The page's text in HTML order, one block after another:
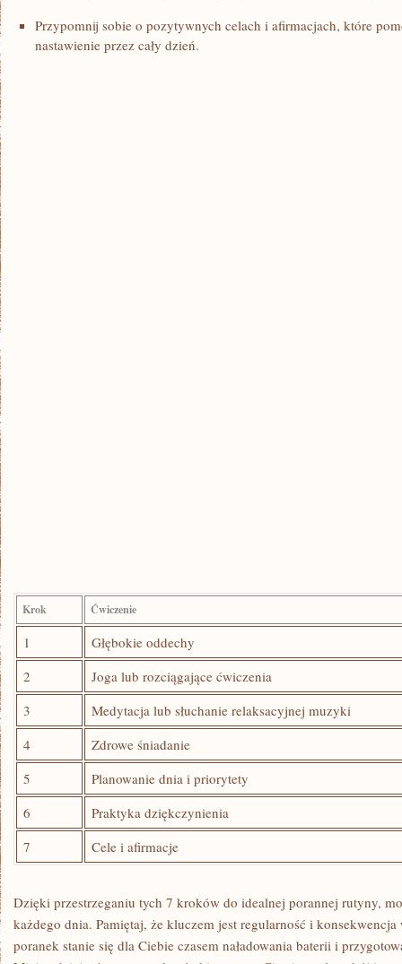
Przypomnij sobie ​o pozytywnych celach i afirmacjach, które
nastawienie ⁤przez‍ cały ‌dzień.
Krok Ćwiczenie
1
Głębokie oddechy
2
Joga lub rozciągające ćwiczenia
3
Medytacja lub słuchanie‌ relaksacyjnej muzyki
4
Zdrowe śniadanie
5
Planowanie dnia i priorytety
6
Praktyka dziękczynienia
7
Cele i afirmacje
Dzięki przestrzeganiu tych 7 kroków do idealnej porannej rutyny,‍
każdego‌ dnia. Pamiętaj, że ​kluczem jest regularność i
poranek stanie się dla Ciebie czasem naładowania baterii i